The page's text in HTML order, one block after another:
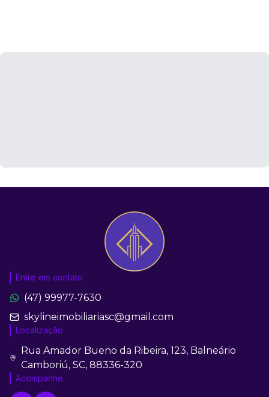
Entre em contato
(47) 99977-7630
skylineimobiliariasc@gmail.com
Localização
Rua Amador Bueno da Ribeira, 123, Balneário
Camboriú, SC, 88336-320
Acompanhe